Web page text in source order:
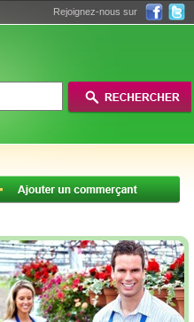
Rejoignez-nous sur